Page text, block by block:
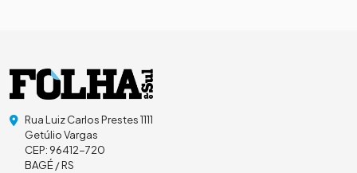
Rua Luiz Carlos Prestes 1111
Getúlio Vargas
CEP: 96412-720
BAGÉ / RS